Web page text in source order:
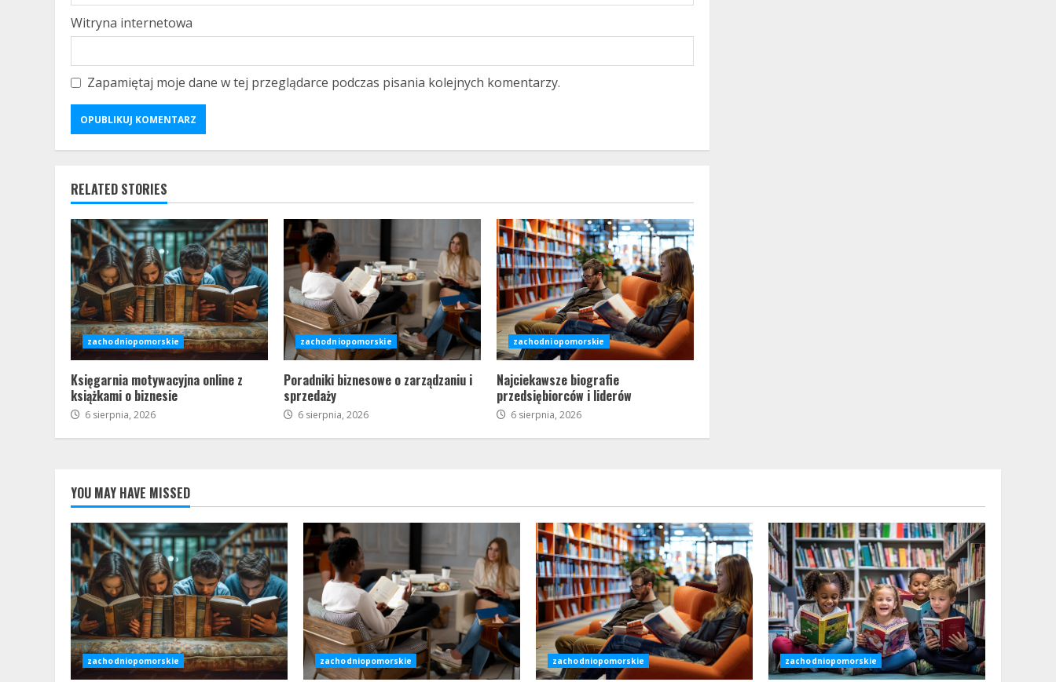
Witryna internetowa
Zapamiętaj moje dane w tej przeglądarce podczas pisania kolejnych komentarzy.
RELATED STORIES
zachodniopomorskie
Księgarnia motywacyjna online z
książkami o biznesie
6 sierpnia, 2026
zachodniopomorskie
Poradniki biznesowe o zarządzaniu i
sprzedaży
6 sierpnia, 2026
zachodniopomorskie
Najciekawsze biografie
przedsiębiorców i liderów
6 sierpnia, 2026
YOU MAY HAVE MISSED
zachodniopomorskie zachodniopomorskie zachodniopomorskie zachodniopomorskie